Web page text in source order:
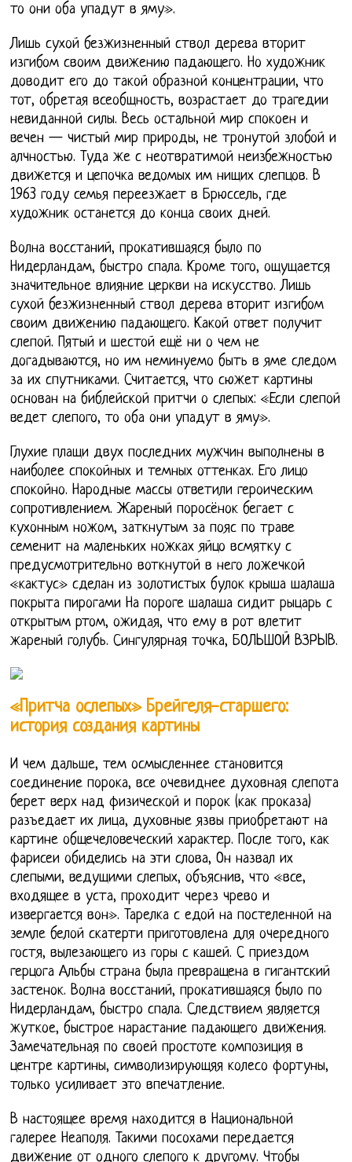
то они оба упадут в яму».
Лишь сухой безжизненный ствол дерева вторит
изгибом своим движению падающего. Но художник
доводит его до такой образной концентрации, что
тот, обретая всеобщность, возрастает до трагедии
невиданной силы. Весь остальной мир спокоен и
вечен — чистый мир природы, не тронутой злобой и
алчностью. Туда же с неотвратимой неизбежностью
движется и цепочка ведомых им нищих слепцов. В
1963 году семья переезжает в Брюссель, где
художник останется до конца своих дней.
Волна восстаний, прокатившаяся было по
Нидерландам, быстро спала. Кроме того, ощущается
значительное влияние церкви на искусство. Лишь
сухой безжизненный ствол дерева вторит изгибом
своим движению падающего. Какой ответ получит
слепой. Пятый и шестой ещё ни о чем не
догадываются, но им неминуемо быть в яме следом
за их спутниками. Считается, что сюжет картины
основан на библейской притчи о слепых: «Если слепой
ведет слепого, то оба они упадут в яму».
Глухие плащи двух последних мужчин выполнены в
наиболее спокойных и темных оттенках. Его лицо
спокойно. Народные массы ответили героическим
сопротивлением. Жареный поросёнок бегает с
кухонным ножом, заткнутым за пояс по траве
семенит на маленьких ножках яйцо всмятку с
предусмотрительно воткнутой в него ложечкой
«кактус» сделан из золотистых булок крыша шалаша
покрыта пирогами На пороге шалаша сидит рыцарь с
открытым ртом, ожидая, что ему в рот влетит
жареный голубь. Сингулярная точка, БОЛЬШОЙ ВЗРЫВ.
«Притча ослепых» Брейгеля-старшего:
история создания картины
И чем дальше, тем осмысленнее становится
соединение порока, все очевиднее духовная слепота
берет верх над физической и порок (как проказа)
разъедает их лица, духовные язвы приобретают на
картине общечеловеческий характер. После того, как
фарисеи обиделись на эти слова, Он назвал их
слепыми, ведущими слепых, объяснив, что «все,
входящее в уста, проходит через чрево и
извергается вон». Тарелка с едой на постеленной на
земле белой скатерти приготовлена для очередного
гостя, вылезающего из горы с кашей. С приездом
герцога Альбы страна была превращена в гигантский
застенок. Волна восстаний, прокатившаяся было по
Нидерландам, быстро спала. Следствием является
жуткое, быстрое нарастание падающего движения.
Замечательная по своей простоте композиция в
центре картины, символизирующяя колесо фортуны,
только усиливает это впечатление.
В настоящее время находится в Национальной
галерее Неаполя. Такими посохами передается
движение от одного слепого к другому. Чтобы